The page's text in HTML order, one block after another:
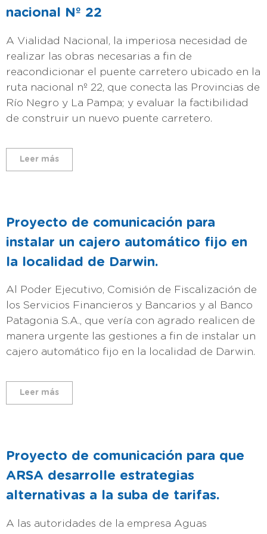
nacional Nº 22
A Vialidad Nacional, la imperiosa necesidad de
realizar las obras necesarias a fin de
reacondicionar el puente carretero ubicado en la
ruta nacional nº 22, que conecta las Provincias de
Río Negro y La Pampa; y evaluar la factibilidad
de construir un nuevo puente carretero.
Leer más
Proyecto de comunicación para
instalar un cajero automático fijo en
la localidad de Darwin.
Al Poder Ejecutivo, Comisión de Fiscalización de
los Servicios Financieros y Bancarios y al Banco
Patagonia S.A., que vería con agrado realicen de
manera urgente las gestiones a fin de instalar un
cajero automático fijo en la localidad de Darwin.
Leer más
Proyecto de comunicación para que
ARSA desarrolle estrategias
alternativas a la suba de tarifas.
A las autoridades de la empresa Aguas